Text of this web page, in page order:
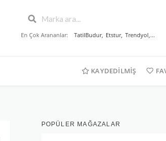
En Çok Arananlar: TatilBudur, Etstur, Trendyol,...
KAYDEDILMIŞ
POPÜLER MAĞAZALAR